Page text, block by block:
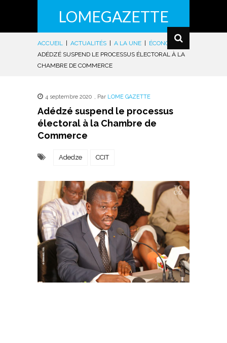
LOMEGAZETTE
ACCUEIL ACTUALITÉS A LA UNE ÉCONOMIE |
ADÉDZÉ SUSPEND LE PROCESSUS ÉLECTORAL À LA
CHAMBRE DE COMMERCE
4 septembre 2020 , Par LOME GAZETTE
Adédzé suspend le processus
électoral à la Chambre de
Commerce
Adedze CCIT